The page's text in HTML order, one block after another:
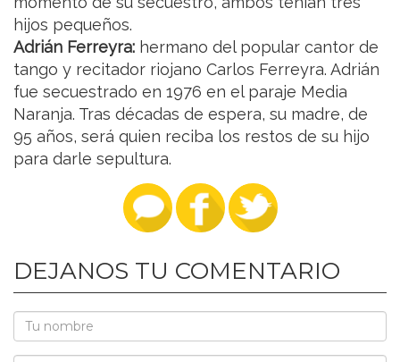
hijos pequeños.
Adrián Ferreyra: hermano del popular cantor de
tango y recitador riojano Carlos Ferreyra. Adrián
fue secuestrado en 1976 en el paraje Media
Naranja. Tras décadas de espera, su madre, de
95 años, será quien reciba los restos de su hijo
para darle sepultura.
DEJANOS TU COMENTARIO